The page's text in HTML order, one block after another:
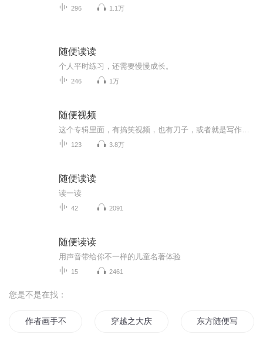
296 1.1万
随便读读
个人平时练习，还需要慢慢成长。
246 1万
随便视频
123 3.8万
随便读读
读一读
42 2091
随便读读
用声音带给你不一样的儿童名著体验
15 2461
您是不是在找：
作者画手不要随便发便当穿越之大庆帝国 东方随便写